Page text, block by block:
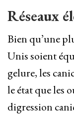
Réseaux
Bien qu’une
Unis soient
gelure, les
le état que les
digression